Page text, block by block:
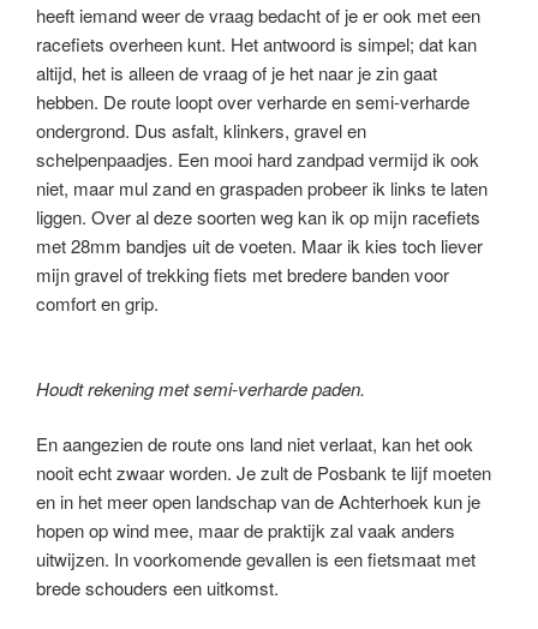
heeft iemand weer de vraag bedacht of je er ook met een
racefiets overheen kunt. Het antwoord is simpel; dat kan
altijd, het is alleen de vraag of je het naar je zin gaat
hebben. De route loopt over verharde en semi-verharde
ondergrond. Dus asfalt, klinkers, gravel en
schelpenpaadjes. Een mooi hard zandpad vermijd ik ook
niet, maar mul zand en graspaden probeer ik links te laten
liggen. Over al deze soorten weg kan ik op mijn racefiets
met 28mm bandjes uit de voeten. Maar ik kies toch liever
mijn gravel of trekking fiets met bredere banden voor
comfort en grip.
Houdt rekening met semi-verharde paden.
En aangezien de route ons land niet verlaat, kan het ook
nooit echt zwaar worden. Je zult de Posbank te lijf moeten
en in het meer open landschap van de Achterhoek kun je
hopen op wind mee, maar de praktijk zal vaak anders
uitwijzen. In voorkomende gevallen is een fietsmaat met
brede schouders een uitkomst.